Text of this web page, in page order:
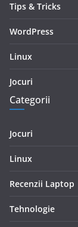
Tips & Tricks
WordPress
Linux
Jocuri
Categorii
Jocuri
Linux
Recenzii Laptop
Tehnologie